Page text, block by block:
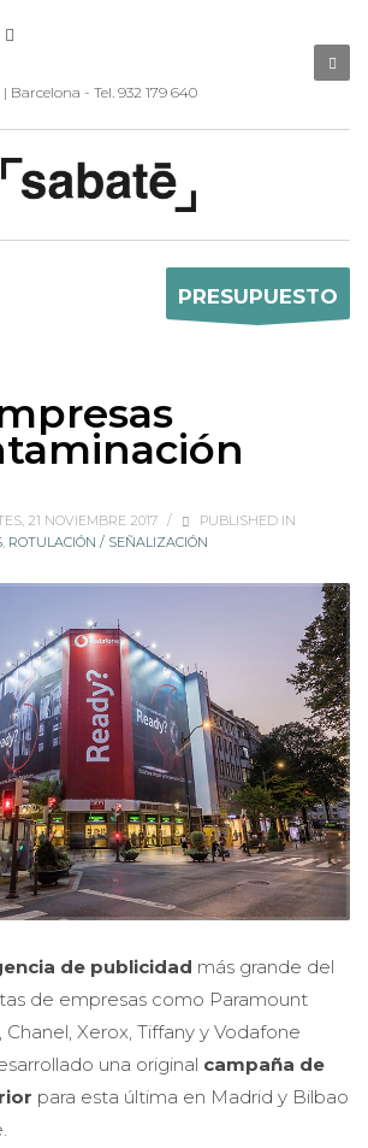
Barcelona - Tel. 932 179 640
PRESUPUESTO
21 NOVIEMBRE 2017 /
PUBLISHED IN
, ROTULACIÓN / SEÑALIZACIÓN
de publicidad más grande del
de empresas como Paramount
Xerox, Tiffany y Vodafone
una original campaña de
para esta última en Madrid y Bilbao